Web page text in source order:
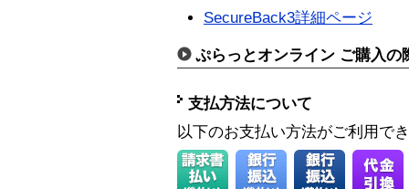
SecureBack3詳細ページ
ぷらっとオンライン ご購入の
支払方法について
以下のお支払い方法がご利用で